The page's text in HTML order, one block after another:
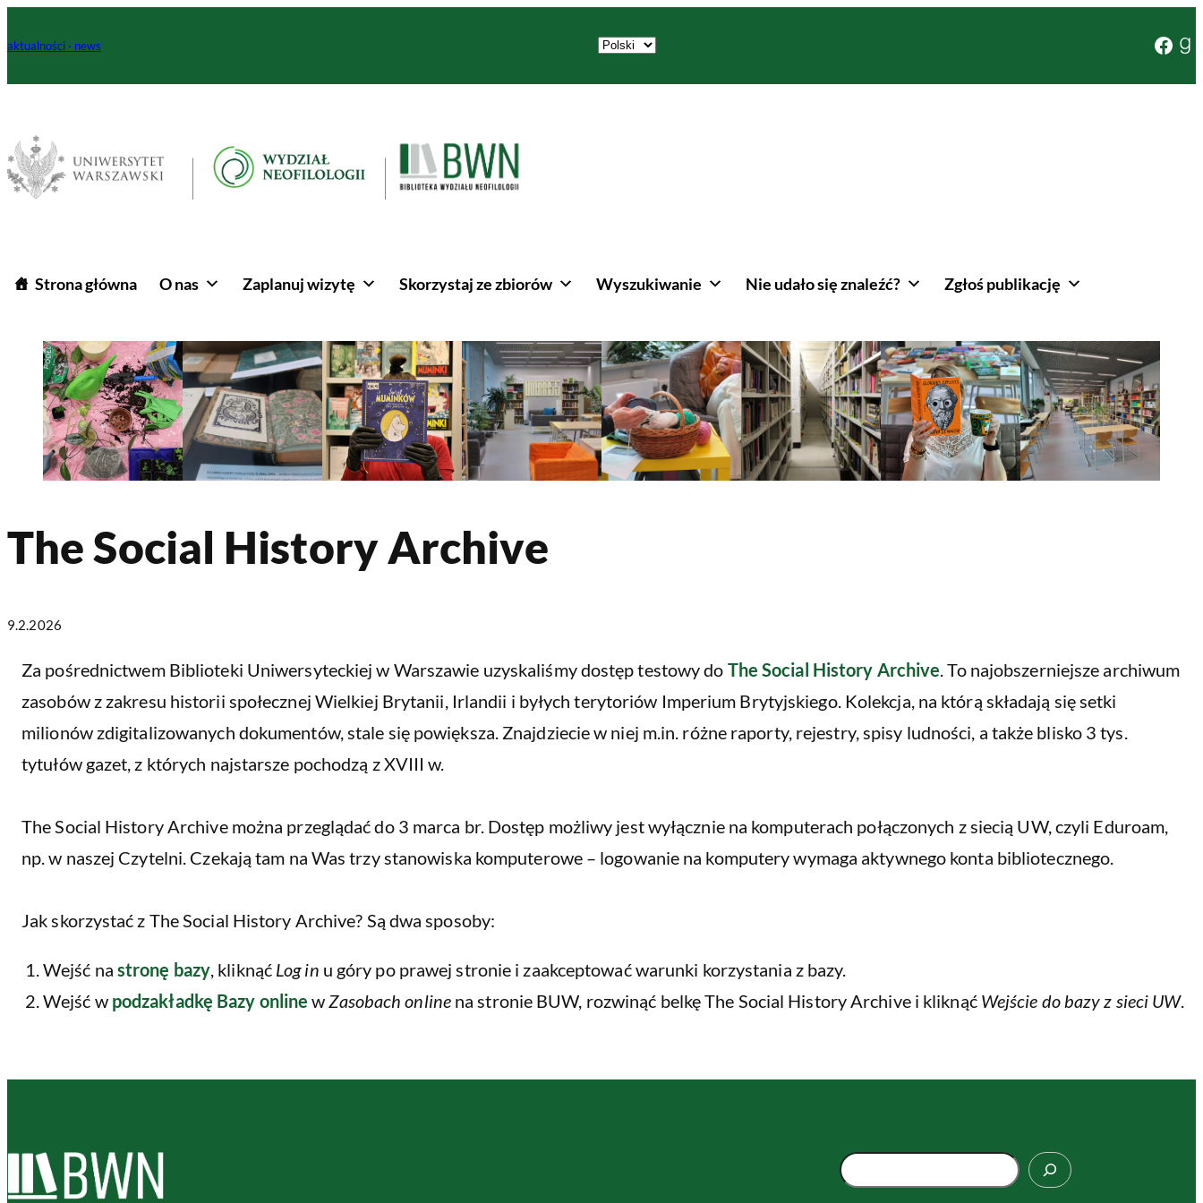
aktualności · news
Wybierz
| |
Strona główna O nas Zaplanuj wizytę Skorzystaj ze zbiorów Wyszukiwanie Nie udało się znaleźć? Zgłoś publikację
The Social History Archive
9.2.2026
Za pośrednictwem Biblioteki Uniwersyteckiej w Warszawie uzyskaliśmy dostęp testowy do The Social History Archive. To najobszerniejsze archiwum
zasobów z zakresu historii społecznej Wielkiej Brytanii, Irlandii i byłych terytoriów Imperium Brytyjskiego. Kolekcja, na którą składają się setki
milionów zdigitalizowanych dokumentów, stale się powiększa. Znajdziecie w niej m.in. różne raporty, rejestry, spisy ludności, a także blisko 3 tys.
tytułów gazet, z których najstarsze pochodzą z XVIII w.
The Social History Archive można przeglądać do 3 marca br. Dostęp możliwy jest wyłącznie na komputerach połączonych z siecią UW, czyli Eduroam,
np. w naszej Czytelni. Czekają tam na Was trzy stanowiska komputerowe – logowanie na komputery wymaga aktywnego konta bibliotecznego.
Jak skorzystać z The Social History Archive? Są dwa sposoby:
Wejść na stronę bazy, kliknąć Log in u góry po prawej stronie i zaakceptować warunki korzystania z bazy.
Wejść w podzakładkę Bazy online wZasobach onlinena stronie BUW, rozwinąć belkę The Social History Archive i kliknąć Wejście do bazy z sieci UW.
S